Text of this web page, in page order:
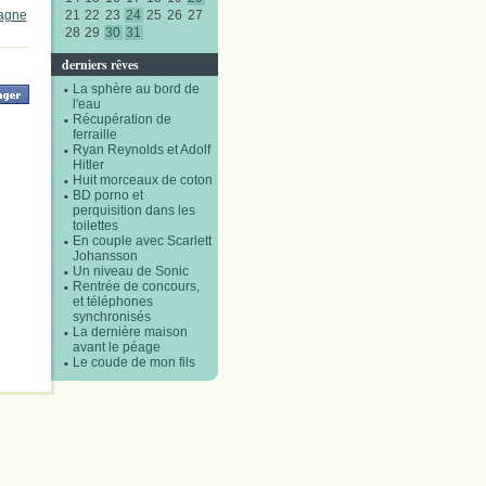
21 22 23 24 25 26 27
28 29 30 31
derniers rêves
La sphère au bord de
l'eau
Récupération de
ferraille
Ryan Reynolds et Adolf
Hitler
Huit morceaux de coton
BD porno et
perquisition dans les
toilettes
En couple avec Scarlett
Johansson
Un niveau de Sonic
Rentrée de concours,
et téléphones
synchronisés
La dernière maison
avant le péage
Le coude de mon fils